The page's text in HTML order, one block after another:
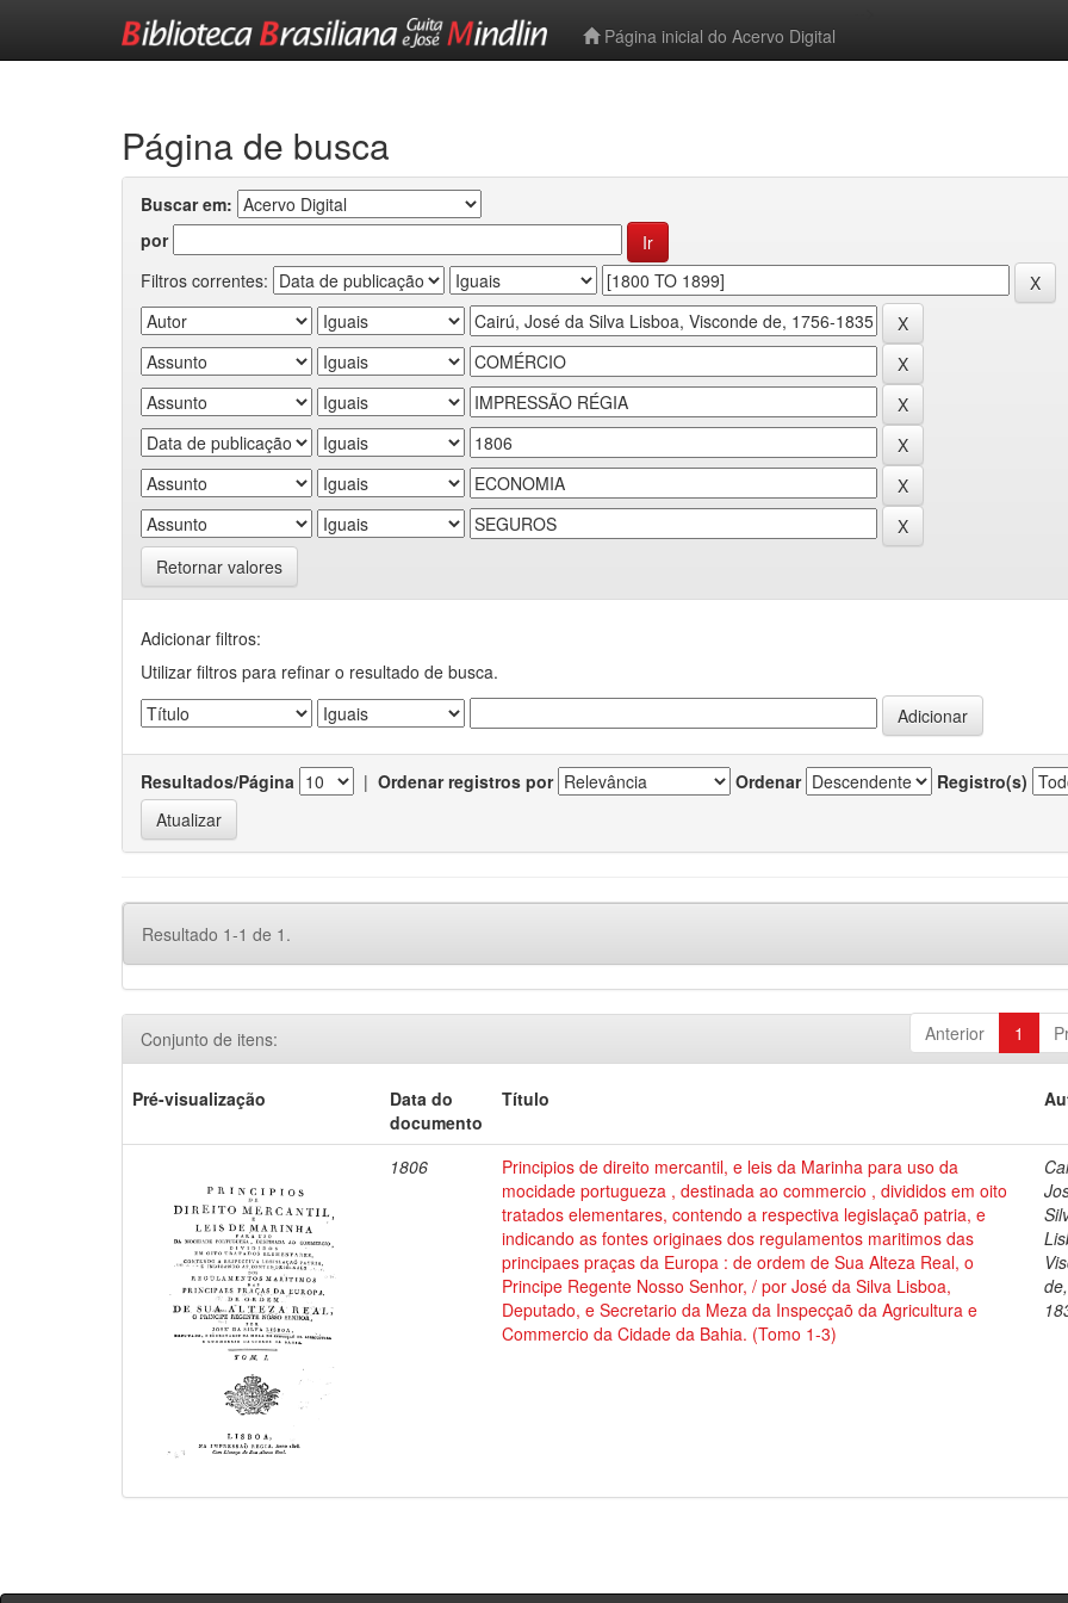
Página inicial do Acervo Digital
Página de busca
Buscar em:
por
Filtros correntes:
Retornar valores
Adicionar filtros:
Utilizar filtros para refinar o resultado de busca.
Resultados/Página | Ordenar registros por Ordenar Registro(s)
Resultado 1-1 de 1.
Anterior 1
Conjunto de itens:
Pré-visualização
Data do
documento
Título
1806
Principios de direito mercantil, e leis da Marinha para uso da
mocidade portugueza , destinada ao commercio , divididos em oito
tratados elementares, contendo a respectiva legislaçaõ patria, e
indicando as fontes originaes dos regulamentos maritimos das
principaes praças da Europa : de ordem de Sua Alteza Real, o
Principe Regente Nosso Senhor, / por José da Silva Lisboa,
Deputado, e Secretario da Meza da Inspecçaõ da Agricultura e
Commercio da Cidade da Bahia. (Tomo 1-3)